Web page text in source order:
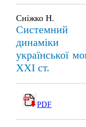
Сніжко Н.
Системний
динаміки
української
XXІ ст.
PDF